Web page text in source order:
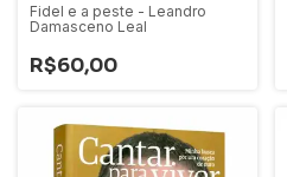
Fidel e a peste - Leandro
Damasceno Leal
R$60,00